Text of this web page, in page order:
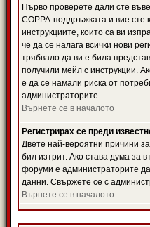
Първо проверете дали сте
COPPA-поддръжката и вие сте
инструкциите, които са ви
че да се налага всички нови
трябвало да ви е била
получили мейл с инструкции.
е да се намали риска от
администраторите.
Върнете се в началото
Регистрирах се преди
Двете най-вероятни причини
бил изтрит. Ако става дума за
форуми е администраторите
данни. Свържете се с
Върнете се в началото